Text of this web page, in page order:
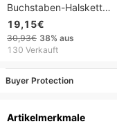
Buchstaben-Halskette
mit übertriebenem
Design, trendige
Legierungsdiamant-
englischem Alphabet
19,15€
30,93€ 38% aus
130 Verkauft
Buyer Protection
Artikelmerkmale